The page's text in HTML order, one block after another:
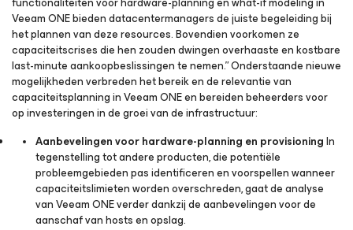
Veeam ONE bieden datacentermanagers de juiste begeleiding bij
het plannen van deze resources. Bovendien voorkomen ze
capaciteitscrises die hen zouden dwingen overhaaste en kostbare
last-minute aankoopbeslissingen te nemen.” Onderstaande nieuwe
mogelijkheden verbreden het bereik en de relevantie van
capaciteitsplanning in Veeam ONE en bereiden beheerders voor
op investeringen in de groei van de infrastructuur:
Aanbevelingen voor hardware-planning en provisioningIn
tegenstelling tot andere producten, die potentiële
probleemgebieden pas identificeren en voorspellen wanneer
capaciteitslimieten worden overschreden, gaat de analyse
van Veeam ONE verder dankzij de aanbevelingen voor de
aanschaf van hosts en opslag.